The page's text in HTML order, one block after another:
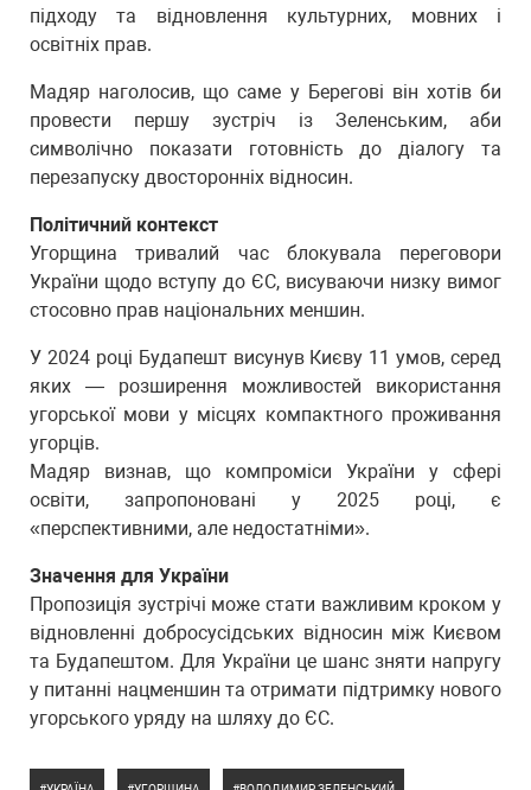
підходу та відновлення культурних, мовних і
освітніх прав.
Мадяр наголосив, що саме у Берегові він хотів би
провести першу зустріч із Зеленським, аби
символічно показати готовність до діалогу та
перезапуску двосторонніх відносин.
Політичний контекст
Угорщина тривалий час блокувала переговори
України щодо вступу до ЄС, висуваючи низку вимог
стосовно прав національних меншин.
У 2024 році Будапешт висунув Києву 11 умов, серед
яких — розширення можливостей використання
угорської мови у місцях компактного проживання
угорців.
Мадяр визнав, що компроміси України у сфері
освіти, запропоновані у 2025 році, є
«перспективними, але недостатніми».
Значення для України
Пропозиція зустрічі може стати важливим кроком у
відновленні добросусідських відносин між Києвом
та Будапештом. Для України це шанс зняти напругу
у питанні нацменшин та отримати підтримку нового
угорського уряду на шляху до ЄС.